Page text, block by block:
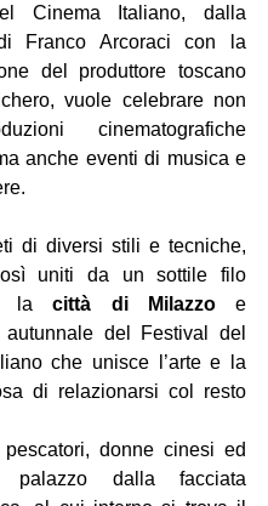
Cinema Italiano, dalla
Franco Arcoraci con la
del produttore toscano
vuole celebrare non
cinematografiche
anche eventi di musica e
di diversi stili e tecniche,
uniti da un sottile filo
la città di Milazzo e
autunnale del Festival del
che unisce l’arte e la
di relazionarsi col resto
donne cinesi ed
dalla facciata